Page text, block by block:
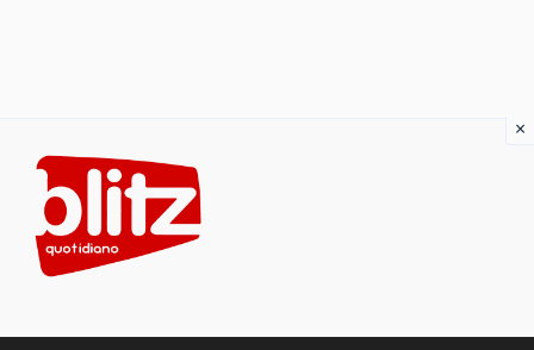
content
×